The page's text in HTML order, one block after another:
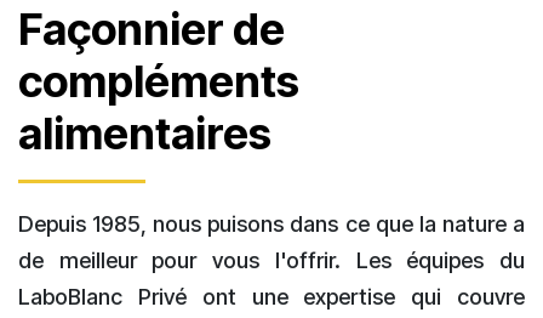
Façonnier de
compléments
alimentaires
Depuis 1985, nous puisons dans ce que la nature a
de meilleur pour vous l'offrir. Les équipes du
LaboBlanc Privé ont une expertise qui couvre